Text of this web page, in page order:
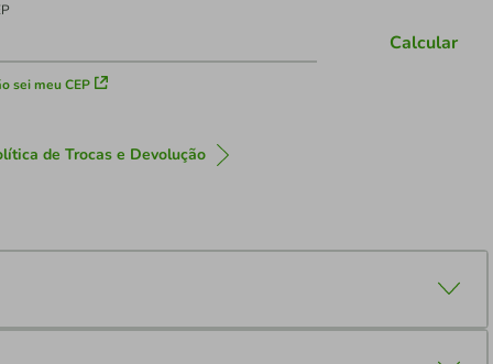
sei meu CEP
Calcular
de Trocas e Devolução